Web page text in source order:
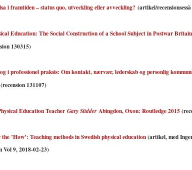
i framtiden – status quo, utveckling eller avveckling? (artikel/
Education: The Social Construction of a School Subject in Postwar Britain
130315)
i professionel praksis: Om kontakt, nærvær, lederskab og personlig
(recension 131107)
Education Teacher Gary StidderAbingdon, Oxon: Routledge 2015
’How’: Teaching methods in Swedish physical education(artikel, med
Vol 9, 2018-02-23)